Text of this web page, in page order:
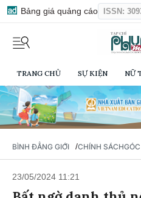
Bảng giá quảng cáo ISSN:
TRANG CHỦ SỰ KIỆN NỮ
BÌNH ĐẲNG GIỚI /CHÍNH SÁCH
23/05/2024 11:21